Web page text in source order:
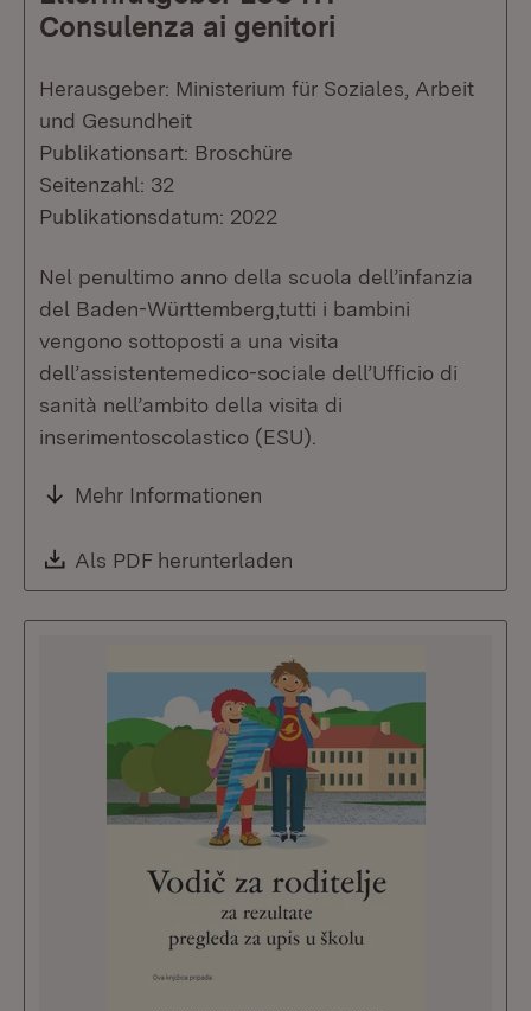
Consulenza ai genitori
Herausgeber: Ministerium für Soziales, Arbeit
und Gesundheit
Publikationsart: Broschüre
Seitenzahl: 32
Publikationsdatum: 2022
Nel penultimo anno della scuola dell’infanzia
del Baden-Württemberg,tutti i bambini
vengono sottoposti a una visita
dell’assistentemedico-sociale dell’Ufficio di
sanità nell’ambito della visita di
inserimentoscolastico (ESU).
Mehr Informationen
Download:
Als PDF herunterladen